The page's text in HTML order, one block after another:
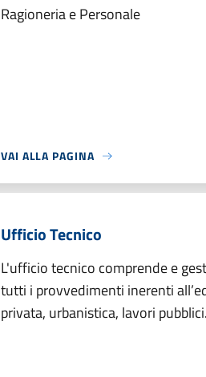
Ragioneria e Personale
VAI ALLA PAGINA
Ufficio Tecnico
L'ufficio tecnico comprende e
tutti i provvedimenti inerenti
privata, urbanistica, lavori pubblici.